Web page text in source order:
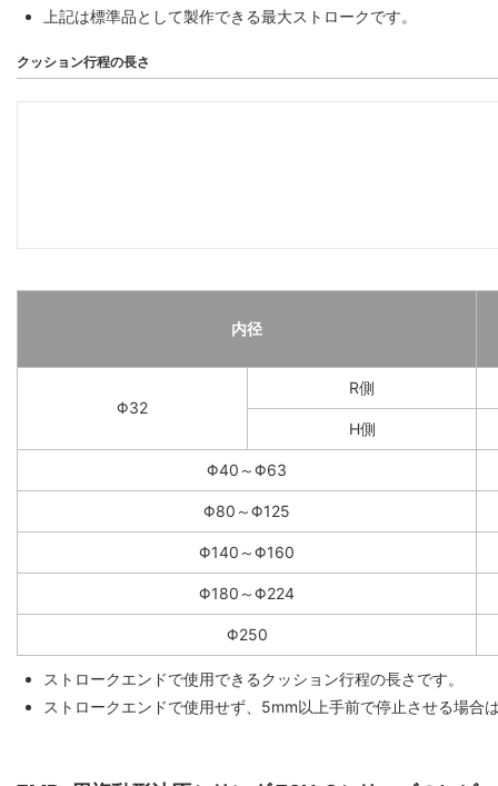
上記は標準品として製作できる最大ストロークです。
クッション行程の長さ
内径
Φ32
R側
H側
Φ40～Φ63
Φ80～Φ125
Φ140～Φ160
Φ180～Φ224
Φ250
ストロークエンドで使用できるクッション行程の長さです。
ストロークエンドで使用せず、5mm以上手前で停止させる場合